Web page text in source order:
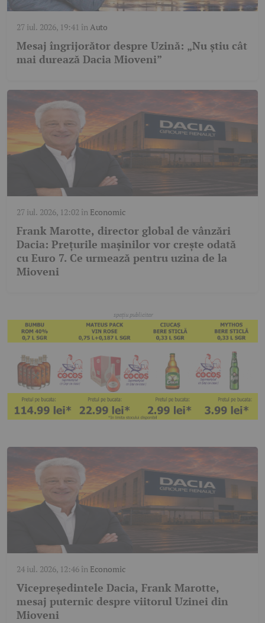
27 iul. 2026, 19:41 în Auto
Mesaj îngrijorător despre Uzină: „Nu știu cât
mai durează Dacia Mioveni”
27 iul. 2026, 12:02 în Economic
Frank Marotte, director global de vânzări
Dacia: Prețurile mașinilor vor crește odată
cu Euro 7. Ce urmează pentru uzina de la
Mioveni
24 iul. 2026, 12:46în Economic
Vicepreședintele Dacia, Frank Marotte,
mesaj puternic despre viitorul Uzinei din
Mioveni